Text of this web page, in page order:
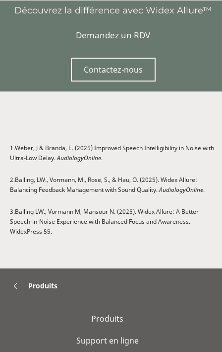
Découvrez la différence avec Widex Allure™
Demandez un RDV
Contactez-nous
1.Weber, J & Branda, E. (2025) Improved Speech Intelligibility in Noise with
Ultra-Low Delay.AudiologyOnline.
2.Balling, LW., Vormann, M., Rose, S., & Hau, O. (2025). Widex Allure:
Balancing Feedback Management with Sound Quality.AudiologyOnline.
3.Balling LW., Vormann M, Mansour N. (2025). Widex Allure: A Better
Speech-in-Noise Experience with Balanced Focus and Awareness.
WidexPress 55.
Produits
Produits
Support en ligne